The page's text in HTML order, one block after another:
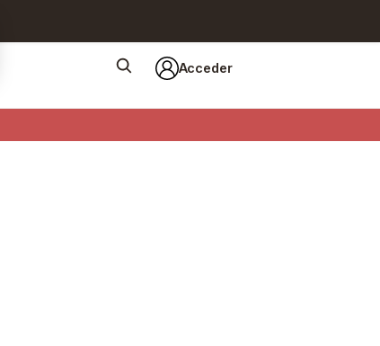
Acceder